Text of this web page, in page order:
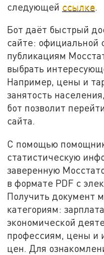
следующей ссылке.
Бот даёт быстрый
сайте: официальной
публикациям
выбрать
Например, цены и
занятость
бот позволит
сайта.
С помощью
статистическую
заверенную
в формате PDF с
Получить документ
категориям:
экономической
профессиям, цены и
цен. Для